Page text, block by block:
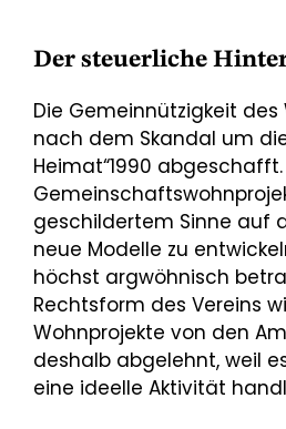
Der steuerliche
Die Gemeinnützigkeit des
nach dem Skandal um
Heimat“1990
geschildertem Sinne auf
neue Modelle zu
höchst argwöhnisch
Rechtsform des Vereins
Wohnprojekte von den
deshalb abgelehnt, weil
eine ideelle Aktivität